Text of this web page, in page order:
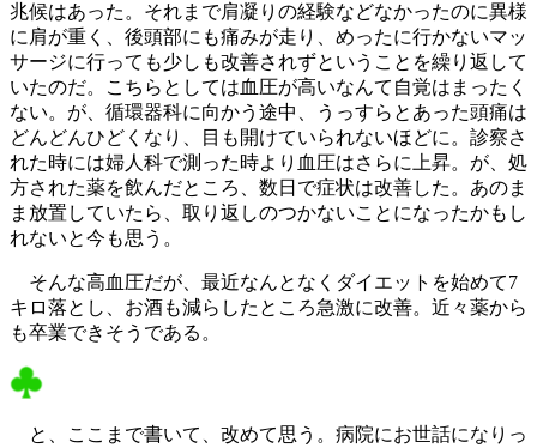
兆候はあった。それまで肩凝りの経験などなかったのに異様
に肩が重く、後頭部にも痛みが走り、めったに行かないマッ
サージに行っても少しも改善されずということを繰り返して
いたのだ。こちらとしては血圧が高いなんて自覚はまったく
ない。が、循環器科に向かう途中、うっすらとあった頭痛は
どんどんひどくなり、目も開けていられないほどに。診察さ
れた時には婦人科で測った時より血圧はさらに上昇。が、処
方された薬を飲んだところ、数日で症状は改善した。あのま
ま放置していたら、取り返しのつかないことになったかもし
れないと今も思う。
そんな高血圧だが、最近なんとなくダイエットを始めて7
キロ落とし、お酒も減らしたところ急激に改善。近々薬から
も卒業できそうである。
と、ここまで書いて、改めて思う。病院にお世話になりっ